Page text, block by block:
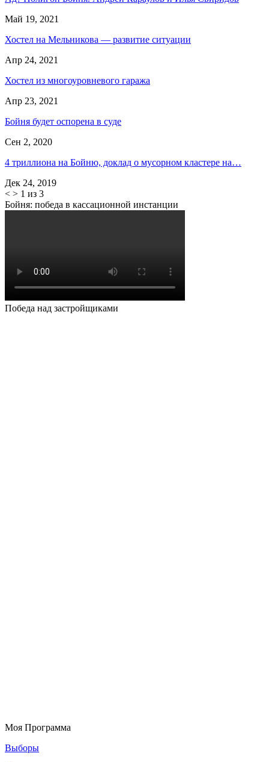
Май 19, 2021
Хостел на Мельникова — развитие ситуации
Апр 24, 2021
Хостел из многоуровневого гаража
Апр 23, 2021
Бойня будет оспорена в суде
Сен 2, 2020
4 триллиона на Бойню, доклад о мусорном кластере на…
Дек 24, 2019
< > 1 из 3
Бойня: победа в кассационной инстанции
Победа над застройщиками
Моя Программа
Выборы